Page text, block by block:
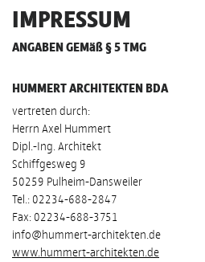
IMPRESSUM
ANGABEN GEMäß § 5 TMG
HUMMERT ARCHITEKTEN BDA
vertreten durch:
Herrn Axel Hummert
Dipl.-Ing. Architekt
Schiffgesweg 9
50259 Pulheim-Dansweiler
Tel.: 02234-688-2847
Fax: 02234-688-3751
info@hummert-architekten.de
www.hummert-architekten.de